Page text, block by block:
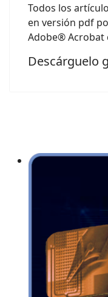
Todos los
en versión pdf
Adobe® Acrobat
Descárguelo